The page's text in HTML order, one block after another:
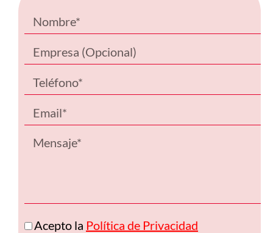
Acepto la Política de Privacidad